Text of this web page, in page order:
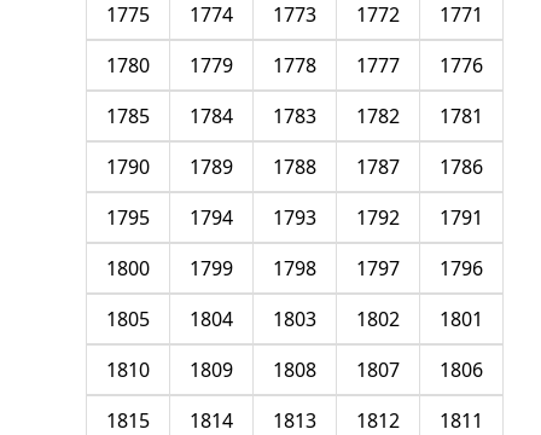
1771
1772
1773
1774
1775
1776
1777
1778
1779
1780
1781
1782
1783
1784
1785
1786
1787
1788
1789
1790
1791
1792
1793
1794
1795
1796
1797
1798
1799
1800
1801
1802
1803
1804
1805
1806
1807
1808
1809
1810
1811
1812
1813
1814
1815